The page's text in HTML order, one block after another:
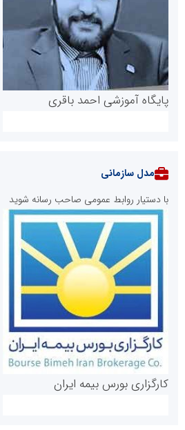
پایگاه آموزشی احمد باقری
روابط عمومی خبرگزاری گزارش خبر
مدل سازمانی
با دستیار روابط عمومی صاحب رسانه شوید
کارگزاری بورس بیمه ایران